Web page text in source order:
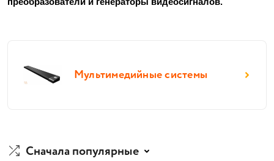
Мультимедийные системы
Сначала популярные